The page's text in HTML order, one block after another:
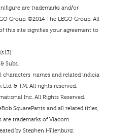
are trademarks and/or
Group. ©2014 The LEGO Group. All
this site signifies your agreement to
Subs.
characters, names and related indicia
& TM. All rights reserved.
Inc. All Rights Reserved.
SquarePants and all related titles,
are trademarks of Viacom
by Stephen Hillenburg.